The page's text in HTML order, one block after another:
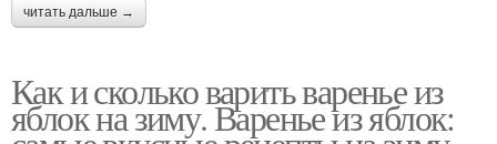
читать дальше →
Как и сколько варить варенье из
яблок на зиму. Варенье из яблок: